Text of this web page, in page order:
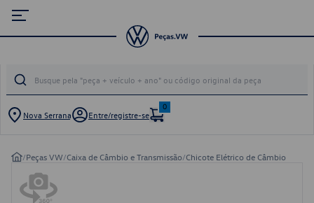
Nova Serrana Entre/registre-se
0
/Peças VW/Caixa de Câmbio e Transmissão/Chicote Elétrico de Câmbio